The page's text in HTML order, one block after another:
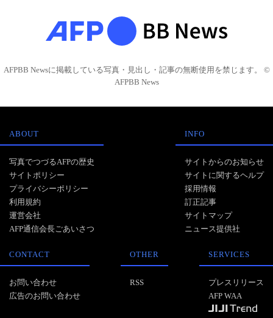
AFPBB Newsに掲載している写真・見出し・記事の無断使用を禁じます。 ©
AFPBB News
ABOUT
写真でつづるAFPの歴史
サイトポリシー
プライバシーポリシー
利用規約
運営会社
AFP通信会長ごあいさつ
INFO
サイトからのお知らせ
サイトに関するヘルプ
採用情報
訂正記事
サイトマップ
ニュース提供社
CONTACT
お問い合わせ
広告のお問い合わせ
OTHER
RSS
SERVICES
プレスリリース
AFP WAA